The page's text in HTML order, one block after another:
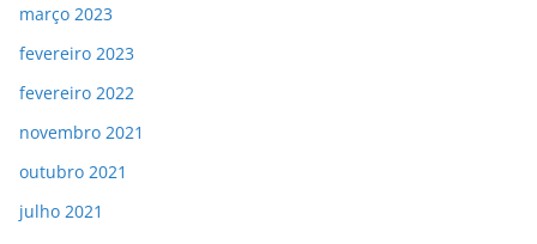
março 2023
fevereiro 2023
fevereiro 2022
novembro 2021
outubro 2021
julho 2021